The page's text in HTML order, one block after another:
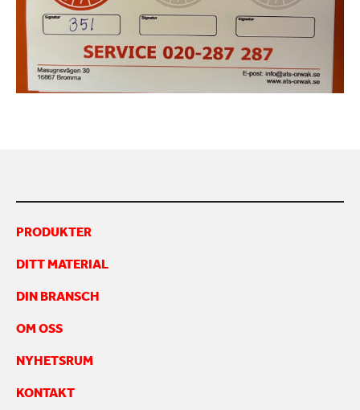
HÅLLBARHET
INSPIRATION
FRAMGÅNGSHISTORIER
FINANSIERING
ARBETA HOS OSS
PRODUKTER
DITT MATERIAL
DIN BRANSCH
OM OSS
NYHETSRUM
KONTAKT